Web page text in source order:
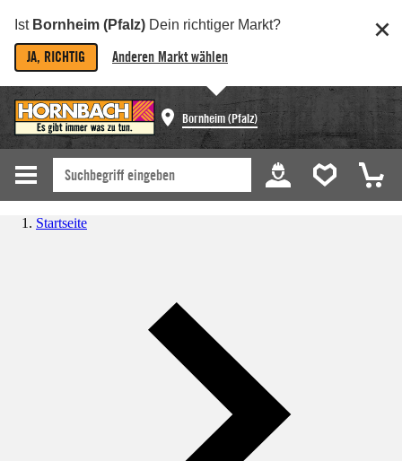
Ist Bornheim (Pfalz) Dein richtiger Markt?
JA, RICHTIG Anderen Markt wählen
Bornheim (Pfalz)
Startseite